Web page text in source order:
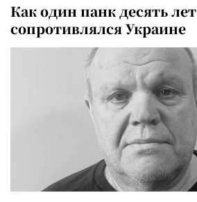
Как один панк десять лет
сопротивлялся Украине